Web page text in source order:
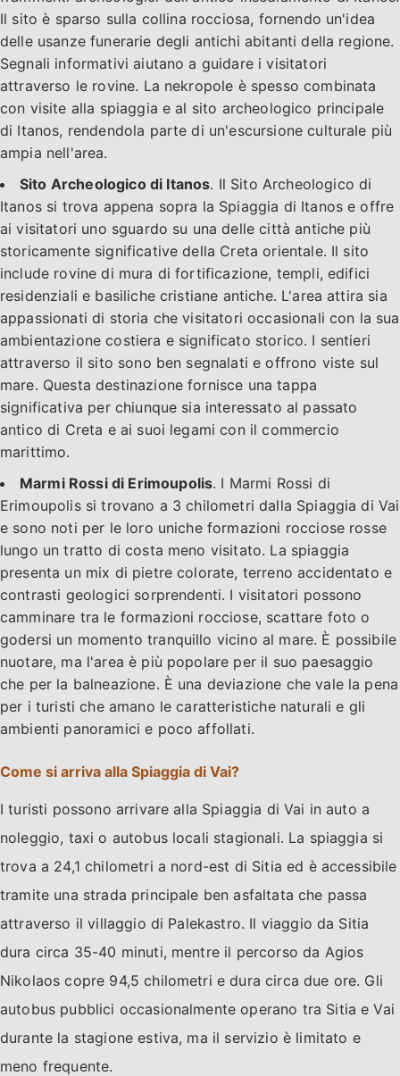
Il sito è sparso sulla collina rocciosa, fornendo un'idea
delle usanze funerarie degli antichi abitanti della regione.
Segnali informativi aiutano a guidare i visitatori
attraverso le rovine. La nekropole è spesso combinata
con visite alla spiaggia e al sito archeologico principale
di Itanos, rendendola parte di un'escursione culturale più
ampia nell'area.
Sito Archeologico di Itanos. Il Sito Archeologico di
Itanos si trova appena sopra la Spiaggia di Itanos e offre
ai visitatori uno sguardo su una delle città antiche più
storicamente significative della Creta orientale. Il sito
include rovine di mura di fortificazione, templi, edifici
residenziali e basiliche cristiane antiche. L'area attira sia
appassionati di storia che visitatori occasionali con la sua
ambientazione costiera e significato storico. I sentieri
attraverso il sito sono ben segnalati e offrono viste sul
mare. Questa destinazione fornisce una tappa
significativa per chiunque sia interessato al passato
antico di Creta e ai suoi legami con il commercio
marittimo.
Marmi Rossi di Erimoupolis. I Marmi Rossi di
Erimoupolis si trovano a 3 chilometri dalla Spiaggia di Vai
e sono noti per le loro uniche formazioni rocciose rosse
lungo un tratto di costa meno visitato. La spiaggia
presenta un mix di pietre colorate, terreno accidentato e
contrasti geologici sorprendenti. I visitatori possono
camminare tra le formazioni rocciose, scattare foto o
godersi un momento tranquillo vicino al mare. È possibile
nuotare, ma l'area è più popolare per il suo paesaggio
che per la balneazione. È una deviazione che vale la pena
per i turisti che amano le caratteristiche naturali e gli
ambienti panoramici e poco affollati.
Come si arriva alla Spiaggia di Vai?
I turisti possono arrivare alla Spiaggia di Vai in auto a
noleggio, taxi o autobus locali stagionali. La spiaggia si
trova a 24,1 chilometri a nord-est di Sitia ed è accessibile
tramite una strada principale ben asfaltata che passa
attraverso il villaggio di Palekastro. Il viaggio da Sitia
dura circa 35-40 minuti, mentre il percorso da Agios
Nikolaos copre 94,5 chilometri e dura circa due ore. Gli
autobus pubblici occasionalmente operano tra Sitia e Vai
durante la stagione estiva, ma il servizio è limitato e
meno frequente.